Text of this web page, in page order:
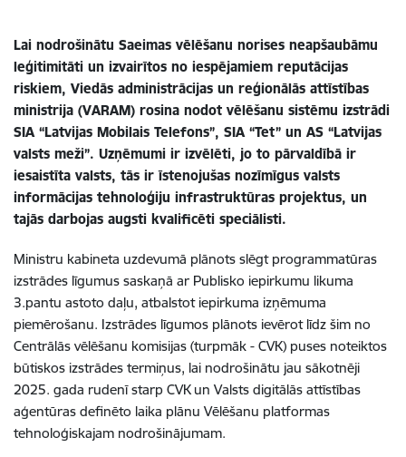
Lai nodrošinātu Saeimas vēlēšanu norises neapšaubāmu
leģitimitāti un izvairītos no iespējamiem reputācijas
riskiem, Viedās administrācijas un reģionālās attīstības
ministrija (VARAM) rosina nodot vēlēšanu sistēmu izstrādi
SIA “Latvijas Mobilais Telefons”, SIA “Tet” un AS “Latvijas
valsts meži”. Uzņēmumi ir izvēlēti, jo to pārvaldībā ir
iesaistīta valsts, tās ir īstenojušas nozīmīgus valsts
informācijas tehnoloģiju infrastruktūras projektus, un
tajās darbojas augsti kvalificēti speciālisti.
Ministru kabineta uzdevumā plānots slēgt programmatūras
izstrādes līgumus saskaņā ar Publisko iepirkumu likuma
3.pantu astoto daļu, atbalstot iepirkuma izņēmuma
piemērošanu. Izstrādes līgumos plānots ievērot līdz šim no
Centrālās vēlēšanu komisijas (turpmāk - CVK) puses noteiktos
būtiskos izstrādes termiņus, lai nodrošinātu jau sākotnēji
2025. gada rudenī starp CVK un Valsts digitālās attīstības
aģentūras definēto laika plānu Vēlēšanu platformas
tehnoloģiskajam nodrošinājumam.